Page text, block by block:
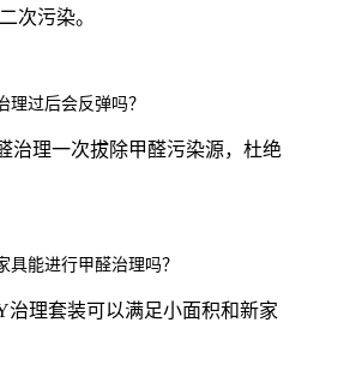
次污染。
理过后会反弹吗？
治理一次拔除甲醛污染源，杜绝
具能进行甲醛治理吗？
治理套装可以满足小面积和新家